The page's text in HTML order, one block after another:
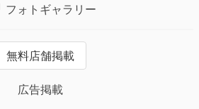
フォトギャラリー
無料店舗掲載
広告掲載